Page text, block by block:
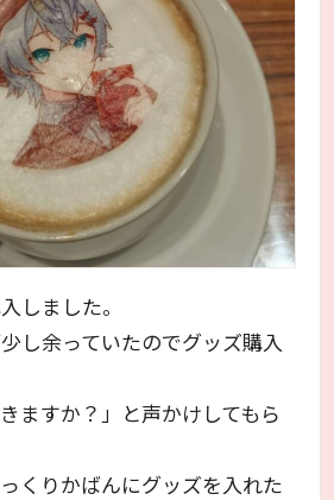
しました。
し余っていたのでグッズ購入
ますか？」と声かけしてもら
くりかばんにグッズを入れた